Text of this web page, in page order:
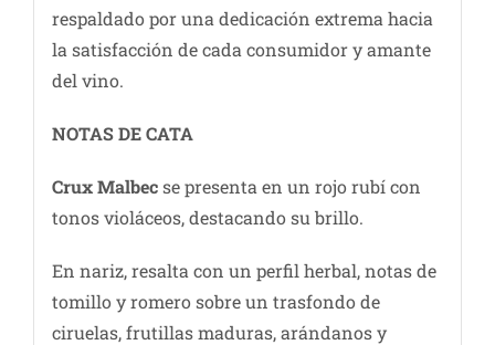
respaldado por una dedicación extrema hacia
la satisfacción de cada consumidor y amante
del vino.
NOTAS DE CATA
Crux Malbecse presenta en un rojo rubí con
tonos violáceos, destacando su brillo.
En nariz, resalta con un perfil herbal, notas de
tomillo y romero sobre un trasfondo de
ciruelas, frutillas maduras, arándanos y